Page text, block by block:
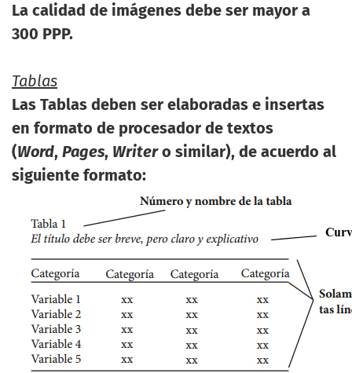
La calidad de imágenes debe ser mayor a
300 PPP.
Tablas
Las Tablas deben ser elaboradas e insertas
en formato de procesador de textos
(Word, Pages, Writero similar), de acuerdo al
siguiente formato: